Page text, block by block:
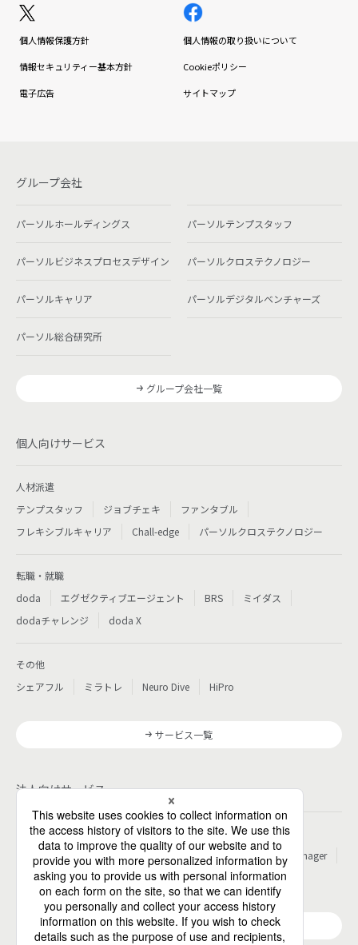
個人情報保護方針 個人情報の取り扱いについて
情報セキュリティー基本方針 Cookieポリシー
電子広告 サイトマップ
グループ会社
パーソルホールディングス パーソルテンプスタッフ
パーソルビジネスプロセスデザイン パーソルクロステクノロジー
パーソルキャリア パーソルデジタルベンチャーズ
パーソル総合研究所
グループ会社一覧
個人向けサービス
人材派遣
テンプスタッフ
ジョブチェキ
ファンタブル
フレキシブルキャリア
Chall-edge パーソルクロステクノロジー
転職・就職
doda
エグゼクティブエージェント BRS
ミイダス
dodaチャレンジ
doda X
その他
シェアフル
ミラトレ Neuro Dive HiPro
サービス一覧
法人向けサービス
その他
パーソルのRPA
ワークスイッチコンサルティング
HITO-Manager
MITERAS
ポスタス Reskilling Camp StepBase
サービス一覧